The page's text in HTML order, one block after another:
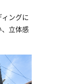
ングに
、立体感